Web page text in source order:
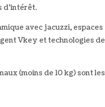
d'intérêt.
avec jacuzzi, espaces
Vkey et technologies de
(moins de 10 kg) sont les